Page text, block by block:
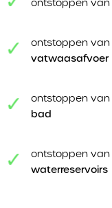
ontstoppen van
ontstoppen van
vatwaasafvoer
ontstoppen van
bad
ontstoppen van
waterreservoirs